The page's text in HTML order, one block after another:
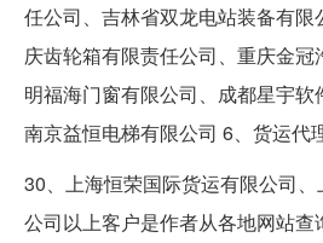
任公司、吉林省双龙电站装备有
庆齿轮箱有限责任公司、重庆金
明福海门窗有限公司、成都星宇软
南京益恒电梯有限公司 6、货运代
30、上海恒荣国际货运有限公司
公司以上客户是作者从各地网站查